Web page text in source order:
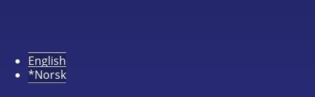
English
*Norsk